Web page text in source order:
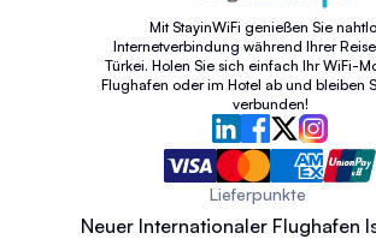
Mit StayinWiFi genießen Sie
Internetverbindung während Ihrer
Türkei. Holen Sie sich einfach Ihr WiFi-
Flughafen oder im Hotel ab und bleiben
verbunden!
Lieferpunkte
Neuer Internationaler Flughafen